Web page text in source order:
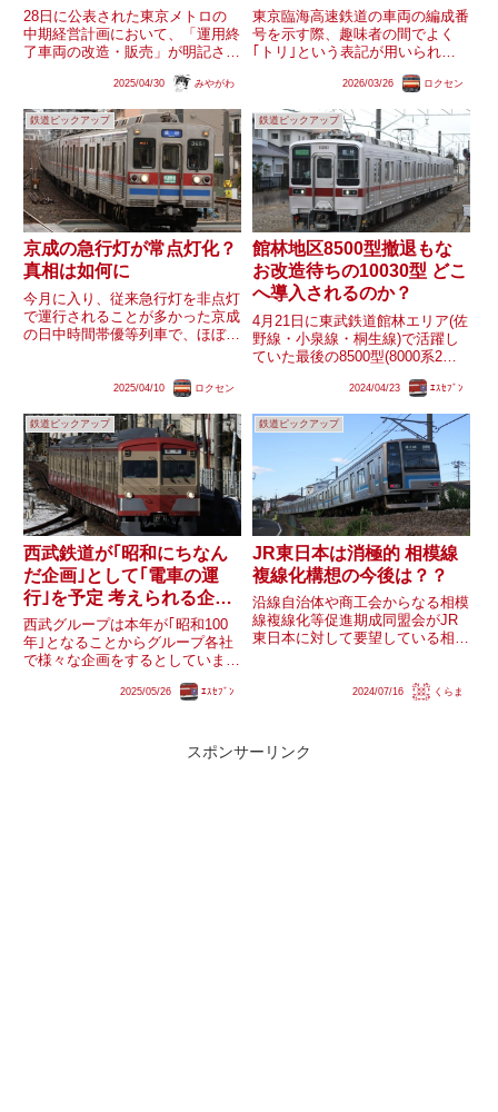
28日に公表された東京メトロの
中期経営計画において、「運用終
了車両の改造・販売」が明記され
に日比谷線03系3編成が上信電鉄
に譲渡されています。今後、廃車
の発生が見込まれる半蔵門線
8000系などで、今後、新...
2025/04/30 みやがわ
東京臨海高速鉄道の車両の編成番
号を示す際、趣味者の間でよく
｢トリ｣という表記が用いられる
ます。確かに、りんかい線の車両
基地は｢東臨運輸区｣となってお
り、JRに倣った略称としては｢ト
リ｣ともなります。しかし...
2026/03/26 ロクセン
鉄道ピックアップ
京成の急行灯が常点灯化？
真相は如何に
今月に入り、従来急行灯を非点灯
で運行されることが多かった京成
の日中時間帯優等列車で、ほぼ全
は元々急行灯を使っており夜間は
通り日中時間帯は必ずしも付け
て...
2025/04/10 ロクセン
鉄道ピックアップ
館林地区8500型撤退もな
お改造待ちの10030型 どこ
へ導入されるのか？
4月21日に東武鉄道館林エリア(佐
野線・小泉線・桐生線)で活躍し
ていた最後の8500型(8000系2連)
日部支所へ臨時回送されました。
始しており、8500型が館林エ
2024/04/23 ｴｽｾﾌﾞﾝ
鉄道ピックアップ
西武鉄道が｢昭和にちなん
だ企画｣として｢電車の運
行｣を予定 考えられる企画
は？
西武グループは本年が｢昭和100
年｣となることからグループ各社
で様々な企画をするとしていま
企画｣として複数の企画が挙げら
第公開するとされており、イメー
2025/05/26 ｴｽｾﾌﾞﾝ
鉄道ピックアップ
JR東日本は消極的 相模線
複線化構想の今後は？？
沿線自治体や商工会からなる相模
線複線化等促進期成同盟会がJR
東日本に対して要望している相模
（仮称：神奈川県駅）を橋本駅付
き...
2024/07/16 くらま
スポンサーリンク